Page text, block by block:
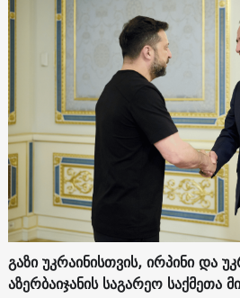
გაზი უკრაინისთვის, ირპინი და
აზერბაიჯანის საგარეო საქმეთა